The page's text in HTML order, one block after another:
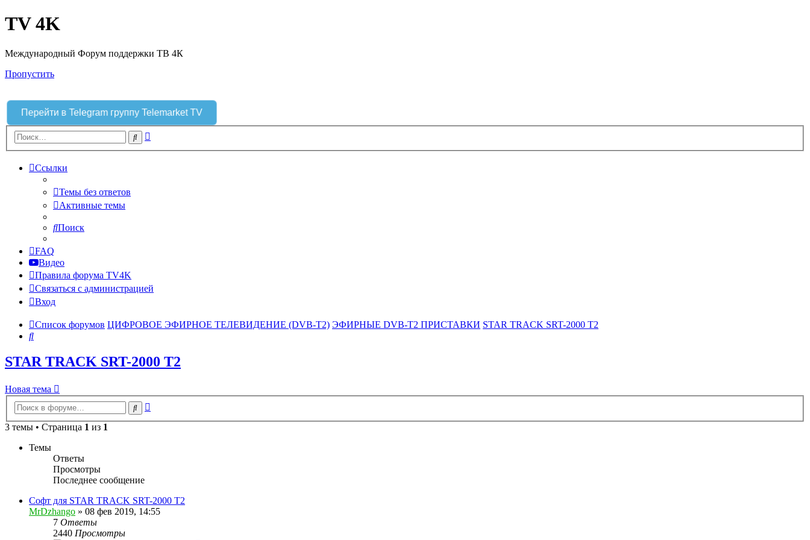
TV 4K
Международный Форум поддержки ТВ 4К
Пропустить
Перейти в Telegram группу Telemarket TV
Поиск
Ссылки
Темы без ответов
Активные темы
Поиск
FAQ
Видео
Правила форума TV4K
Связаться с администрацией
Вход
Список форумов ЦИФРОВОЕ ЭФИРНОЕ ТЕЛЕВИДЕНИЕ (DVB-T2) ЭФИРНЫЕ DVB-T2 ПРИСТАВКИ STAR TRACK SRT-2000 T2
Поиск
STAR TRACK SRT-2000 T2
Новая тема
Поиск
3 темы • Страница 1 из 1
Темы
Ответы
Просмотры
Последнее сообщение
Софт для STAR TRACK SRT-2000 T2
MrDzhango » 08 фев 2019, 14:55
7 Ответы
2440 Просмотры